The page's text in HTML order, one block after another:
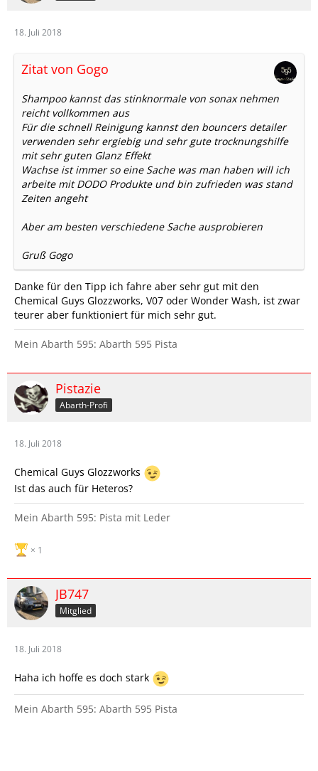
18. Juli 2018
Zitat von Gogo
Shampoo kannst das stinknormale von sonax nehmen
reicht vollkommen aus
Für die schnell Reinigung kannst den bouncers detailer
verwenden sehr ergiebig und sehr gute trocknungshilfe
mit sehr guten Glanz Effekt
Wachse ist immer so eine Sache was man haben will ich
arbeite mit DODO Produkte und bin zufrieden was stand
Zeiten angeht
Aber am besten verschiedene Sache ausprobieren
Gruß Gogo
Danke für den Tipp ich fahre aber sehr gut mit den
Chemical Guys Glozzworks, V07 oder Wonder Wash, ist zwar
teurer aber funktioniert für mich sehr gut.
Mein Abarth 595: Abarth 595 Pista
Pistazie
Abarth-Profi
18. Juli 2018
Chemical Guys Glozzworks
Ist das auch für Heteros?
Mein Abarth 595: Pista mit Leder
1
JB747
Mitglied
18. Juli 2018
Haha ich hoffe es doch stark
Mein Abarth 595: Abarth 595 Pista